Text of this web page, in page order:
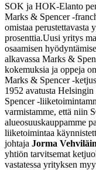
SOK ja HOK-Elanto
Marks & Spencer -
omistaa
prosenttia.Uusi yritys
osaamisen
alkavassa Marks &
kokemuksia ja oppeja
Marks & Spencer -
1952 avatusta
Spencer -
varmistamme, että niin
alueosuuskauppamme
liiketoimintaa
johtaja Jorma
yhtiön tarvitsemat
vastatessa yrityksen